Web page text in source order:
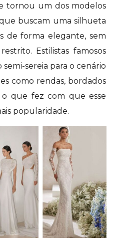
tornou um dos modelos
buscam uma silhueta
de forma elegante, sem
Estilistas famosos
sereia para o cenário
como rendas, bordados
o que fez com que esse
popularidade.